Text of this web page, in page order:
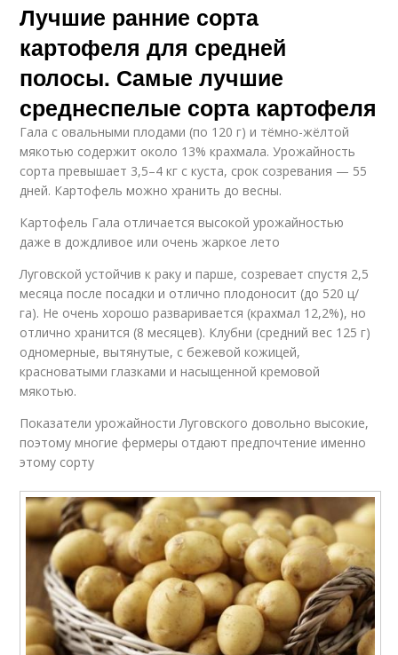
Лучшие ранние сорта
картофеля для средней
полосы. Самые лучшие
среднеспелые сорта картофеля
Гала с овальными плодами (по 120 г) и тёмно-жёлтой
мякотью содержит около 13% крахмала. Урожайность
сорта превышает 3,5–4 кг с куста, срок созревания — 55
дней. Картофель можно хранить до весны.
Картофель Гала отличается высокой урожайностью
даже в дождливое или очень жаркое лето
Луговской устойчив к раку и парше, созревает спустя 2,5
месяца после посадки и отлично плодоносит (до 520 ц/
га). Не очень хорошо разваривается (крахмал 12,2%), но
отлично хранится (8 месяцев). Клубни (средний вес 125 г)
одномерные, вытянутые, с бежевой кожицей,
красноватыми глазками и насыщенной кремовой
мякотью.
Показатели урожайности Луговского довольно высокие,
поэтому многие фермеры отдают предпочтение именно
этому сорту